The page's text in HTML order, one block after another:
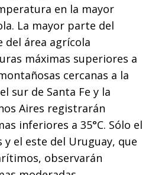
en la mayor
La mayor parte del
del área agrícola
máximas superiores a
cercanas a la
sur de Santa Fe y la
Aires registrarán
inferiores a 35°C. Sólo el
y el este del Uruguay, que
observarán